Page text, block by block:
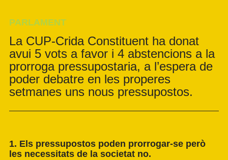
PARLAMENT
La CUP-Crida Constituent ha donat
avui 5 vots a favor i 4 abstencions a la
prorroga pressupostaria, a l’espera de
poder debatre en les properes
setmanes uns nous pressupostos.
1. Els pressupostos poden prorrogar-se però
les necessitats de la societat no.